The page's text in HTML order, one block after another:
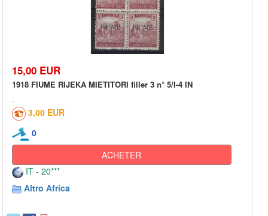
15,00 EUR
1918 FIUME RIJEKA MIETITORI filler 3 n° 5/I-4 IN
3,00 EUR
0
ACHETER
IT - 20***
Altro Africa